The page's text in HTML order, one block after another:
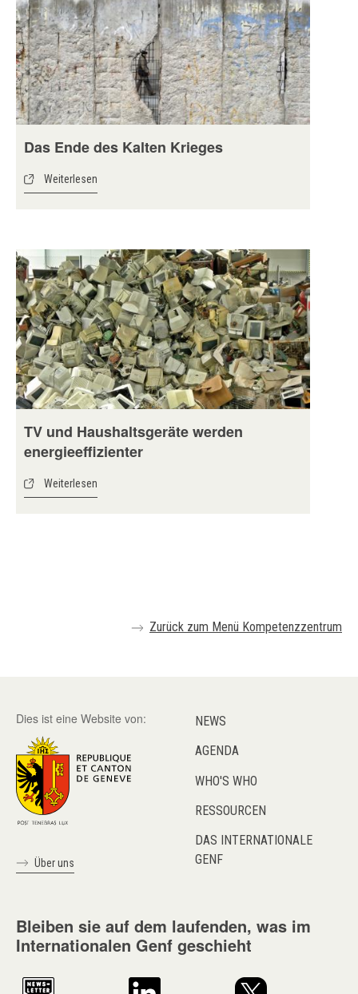
Das Ende des Kalten Krieges
Weiterlesen
TV und Haushaltsgeräte werden
energieeffizienter
Weiterlesen
Zurück zum Menü Kompetenzzentrum
Dies ist eine Website von:
Über uns
NEWS
AGENDA
WHO'S WHO
RESSOURCEN
DAS INTERNATIONALE
GENF
Bleiben sie auf dem laufenden, was im
Internationalen Genf geschieht